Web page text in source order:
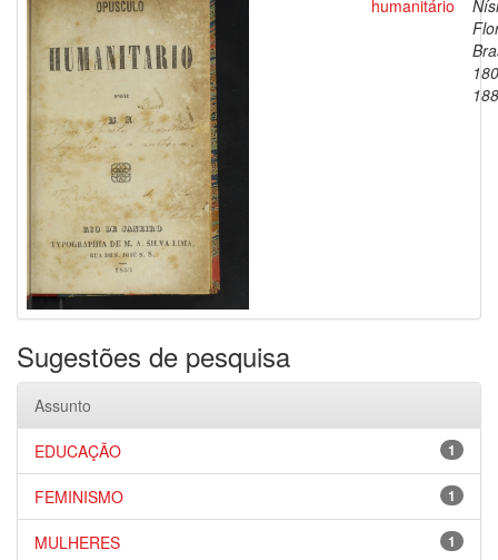
humanitário
Sugestões de pesquisa
Assunto
1
EDUCAÇÃO
1
FEMINISMO
1
MULHERES